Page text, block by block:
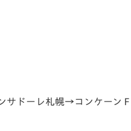
レ札幌→コンケーンＦ